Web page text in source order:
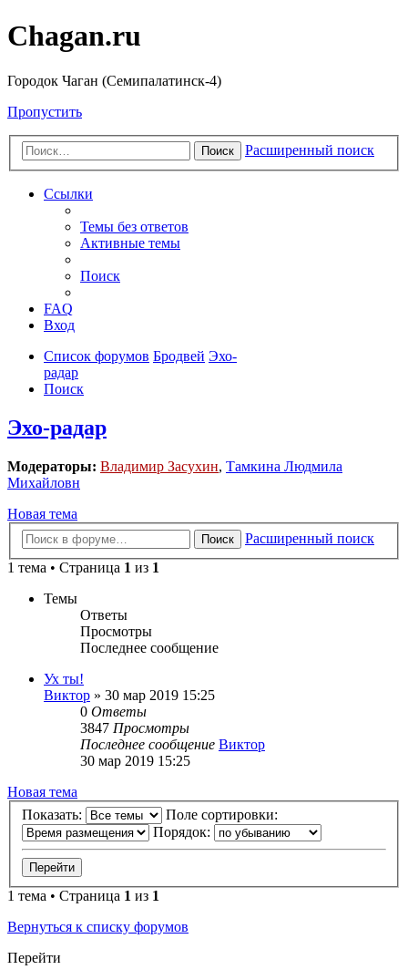
Chagan.ru
Городок Чаган (Семипалатинск-4)
Пропустить
Поиск Расширенный поиск
Ссылки
Темы без ответов
Активные темы
Поиск
FAQ
Вход
Список форумов Бродвей Эхо-
радар
Поиск
Эхо-радар
Модераторы: Владимир Засухин, Тамкина Людмила
Михайловн
Новая тема
Поиск
Расширенный поиск
1 тема • Страница 1 из 1
Темы
Ответы
Просмотры
Последнее сообщение
Ух ты!
Виктор » 30 мар 2019 15:25
0 Ответы
3847 Просмотры
Последнее сообщение Виктор
30 мар 2019 15:25
Новая тема
Показать:
Поле сортировки:
Порядок:
1 тема • Страница 1 из 1
Вернуться к списку форумов
Перейти